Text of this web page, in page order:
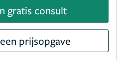
gratis consult
prijsopgave